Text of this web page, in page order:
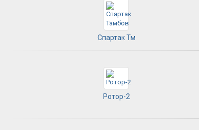
Спартак Тм
Ротор-2